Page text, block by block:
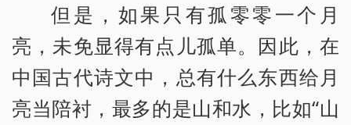
但是，如果只有孤零零一个月
亮，未免显得有点儿孤单。因此，在
中国古代诗文中，总有什么东西给月
亮当陪衬，最多的是山和水，比如“山